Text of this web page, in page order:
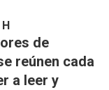
de
reúnen cada
a leer y